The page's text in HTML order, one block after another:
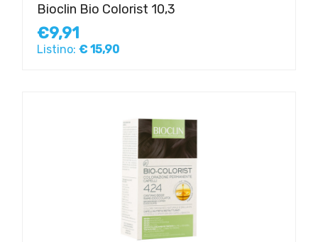
Bioclin Bio Colorist 10,3
€9,91
Listino: € 15,90